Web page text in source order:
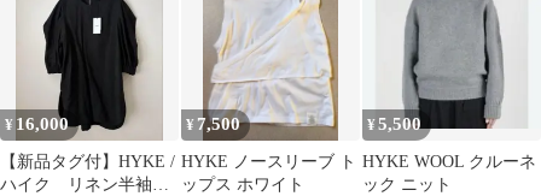
¥ 16,000
【新品タグ付】HYKE /
ハイク リネン半袖ブ
¥ 7,500
HYKE ノースリーブ ト
ップス ホワイト
¥5,500
HYKE WOOL クルーネ
ック ニット